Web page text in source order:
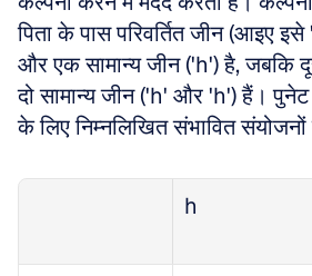
पिता के पास परिवर्तित जीन (आइए
और एक सामान्य जीन ('h') है, जबकि
दो सामान्य जीन ('h' और 'h') हैं।
के लिए निम्नलिखित संभावित संयोजनों
h